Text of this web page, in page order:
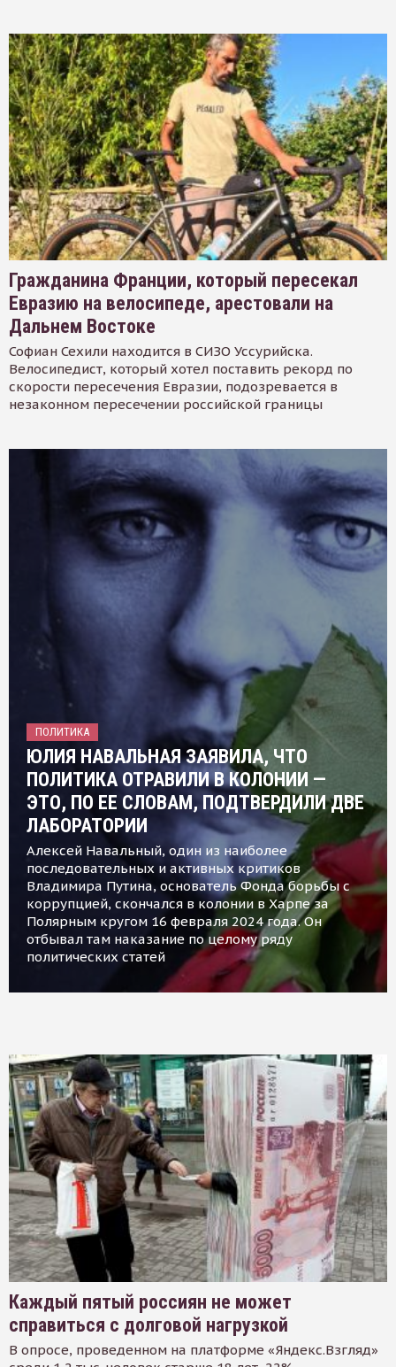
Гражданина Франции, который пересекал
Евразию на велосипеде, арестовали на
Дальнем Востоке
Софиан Сехили находится в СИЗО Уссурийска.
Велосипедист, который хотел поставить рекорд по
скорости пересечения Евразии, подозревается в
незаконном пересечении российской границы
ПОЛИТИКА
ЮЛИЯ НАВАЛЬНАЯ ЗАЯВИЛА, ЧТО
ПОЛИТИКА ОТРАВИЛИ В КОЛОНИИ —
ЭТО, ПО ЕЕ СЛОВАМ, ПОДТВЕРДИЛИ ДВЕ
ЛАБОРАТОРИИ
Алексей Навальный, один из наиболее
последовательных и активных критиков
Владимира Путина, основатель Фонда борьбы с
коррупцией, скончался в колонии в Харпе за
Полярным кругом 16 февраля 2024 года. Он
отбывал там наказание по целому ряду
политических статей
Каждый пятый россиян не может
справиться с долговой нагрузкой
В опросе, проведенном на платформе «Яндекс.Взгляд»